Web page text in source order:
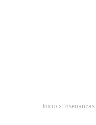
Inicio Enseñanzas